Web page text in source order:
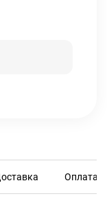
Оплата